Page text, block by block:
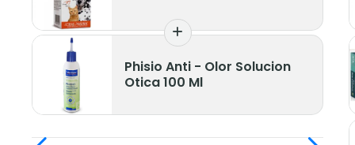
Phisio Anti - Olor Solucion
Otica 100 Ml